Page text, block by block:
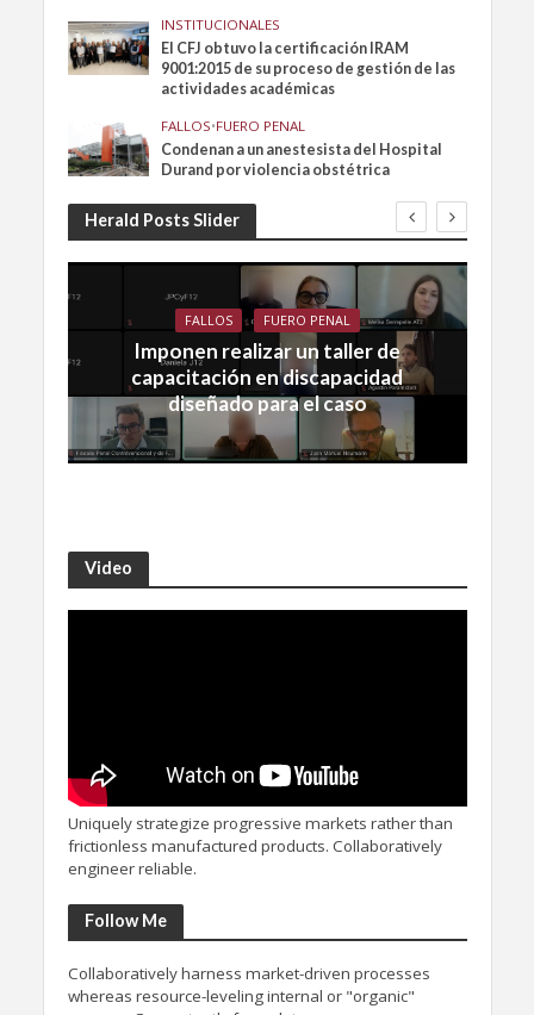
INSTITUCIONALES
El CFJ obtuvo la certificación IRAM
9001:2015 de su proceso de gestión de las
actividades académicas
FALLOS•FUERO PENAL
Condenan a un anestesista del Hospital
Durand por violencia obstétrica
Herald Posts Slider
FALLOS FUERO PENAL
Imponen realizar un taller de
capacitación en discapacidad
diseñado para el caso
Video
Uniquely strategize progressive markets rather than
frictionless manufactured products. Collaboratively
engineer reliable.
Follow Me
Collaboratively harness market-driven processes
whereas resource-leveling internal or "organic"